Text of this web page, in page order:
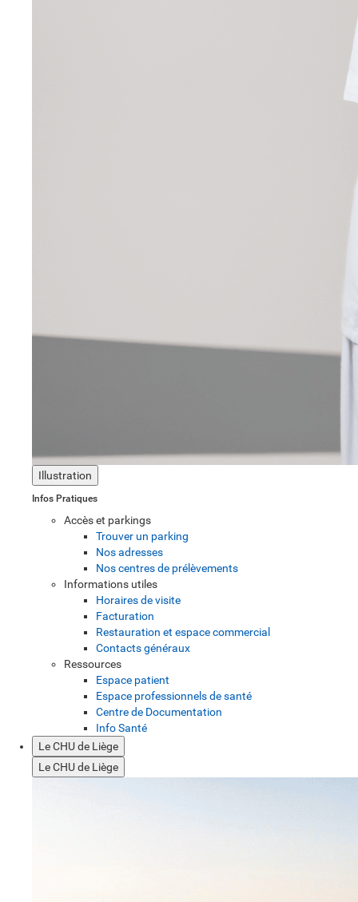
Illustration
Infos Pratiques
Accès et parkings
Trouver un parking
Nos adresses
Nos centres de prélèvements
Informations utiles
Horaires de visite
Facturation
Restauration et espace commercial
Contacts généraux
Ressources
Espace patient
Espace professionnels de santé
Centre de Documentation
Info Santé
Le CHU de Liège
Le CHU de Liège